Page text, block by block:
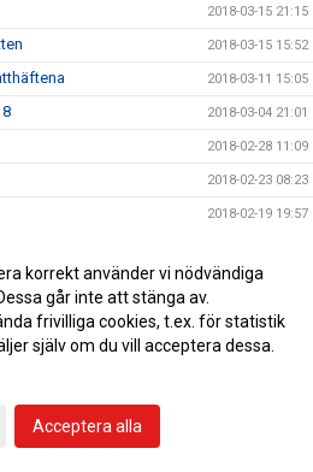
2018-03-15 21:15
2018-03-15 15:52
2018-03-11 15:05
2018-03-04 21:01
2018-02-28 11:09
2018-02-23 08:23
2018-02-19 19:57
2018-02-15 18:13
deras föräldrar
FF.
2018-02-14 22:12
korrekt använder vi nödvändiga
går inte att stänga av.
frivilliga cookies, t.ex. för statistik
själv om du vill acceptera dessa.
Acceptera alla